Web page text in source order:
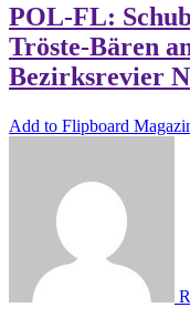
POL-FL:
Tröste-Bären
Bezirksrevier
Add to Flipboard